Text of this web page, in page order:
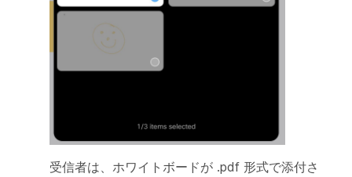
受信者は、ホワイトボードが .pdf 形式で添付さ